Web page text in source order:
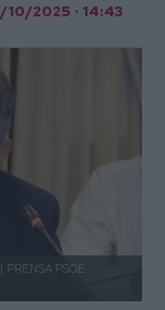
2025 · 14:43
PRENSA PSOE